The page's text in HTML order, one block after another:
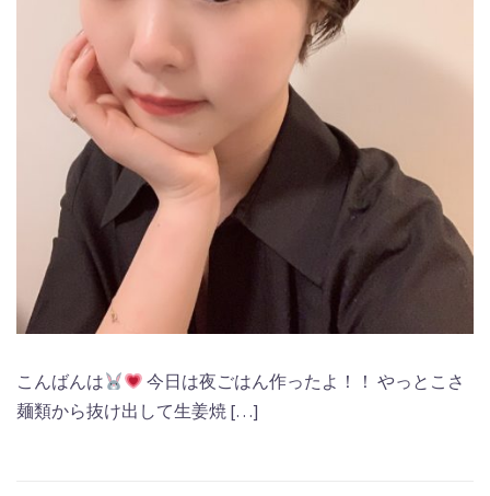
こんばんは
今日は夜ごはん作ったよ！！ やっとこさ
麺類から抜け出して生姜焼 […]